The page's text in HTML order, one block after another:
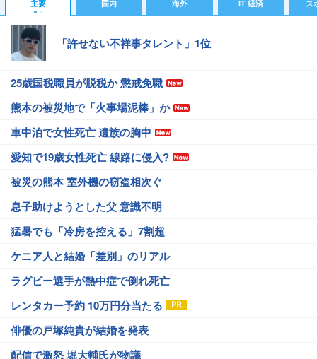
主要 国内 海外 IT 経済 ス
「許せない不祥事タレント」1位
25歳国税職員が脱税か 懲戒免職
熊本の被災地で「火事場泥棒」か
車中泊で女性死亡 遺族の胸中
愛知で19歳女性死亡 線路に侵入?
被災の熊本 室外機の窃盗相次ぐ
息子助けようとした父 意識不明
猛暑でも「冷房を控える」7割超
ケニア人と結婚「差別」のリアル
ラグビー選手が熱中症で倒れ死亡
レンタカー予約 10万円分当たる
俳優の戸塚純貴が結婚を発表
配信で激怒 堀大輔氏が物議